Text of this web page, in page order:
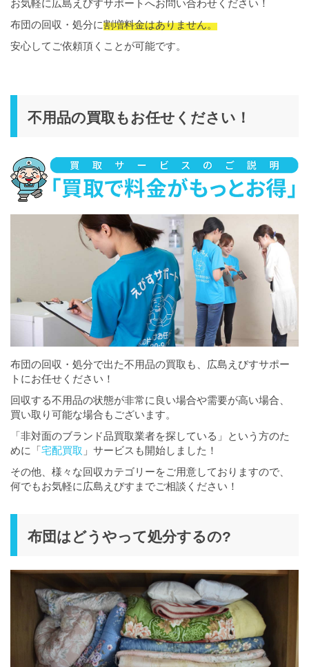
お気軽に広島えびすサポートへお問い合わせください！
布団の回収・処分に割増料金はありません。
安心してご依頼頂くことが可能です。
不用品の買取もお任せください！
布団の回収・処分で出た不用品の買取も、広島えびすサポー
トにお任せください！
回収する不用品の状態が非常に良い場合や需要が高い場合、
買い取り可能な場合もございます。
「非対面のブランド品買取業者を探している」という方のた
めに「宅配買取 」サービスも開始しました！
その他、様々な回収カテゴリーをご用意しておりますので、
何でもお気軽に広島えびすまでご相談ください！
布団はどうやって処分するの?